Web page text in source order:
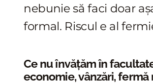
nebunie să faci doar
formal. Riscul e al
Ce nu învățăm în
economie, vânzări, fermă